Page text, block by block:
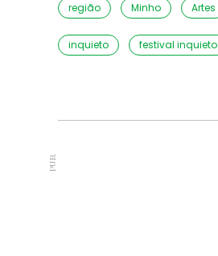
região Minho Artes
inquieto festival inquieto
PUB.